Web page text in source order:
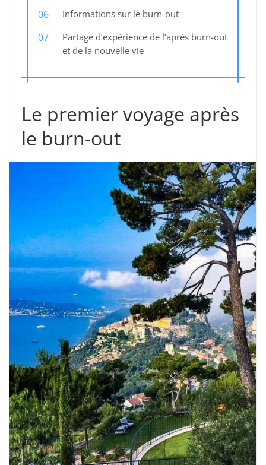
Informations sur le burn-out
Partage d’expérience de l’après burn-out
et de la nouvelle vie
Le premier voyage après
le burn-out